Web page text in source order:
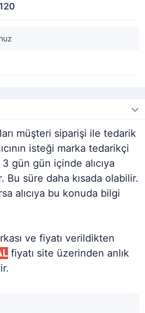
müşteri siparişi ile tedarik
isteği marka tedarikçi
gün gün içinde alıcıya
Bu süre daha kısada olabilir.
alıcıya bu konuda bilgi
ve fiyatı verildikten
fiyatı site üzerinden anlık